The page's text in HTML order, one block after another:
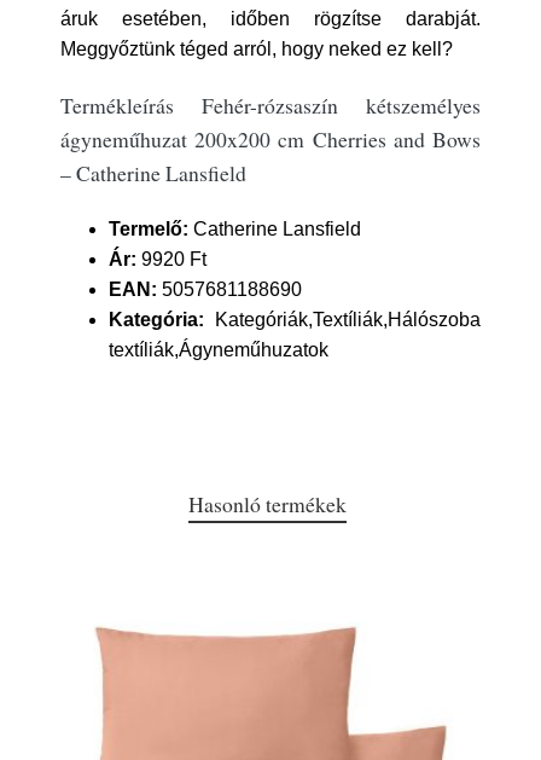
áruk esetében, időben rögzítse darabját.
Meggyőztünk téged arról, hogy neked ez kell?
Termékleírás Fehér-rózsaszín kétszemélyes
ágyneműhuzat 200x200 cm Cherries and Bows
– Catherine Lansfield
Termelő: Catherine Lansfield
Ár: 9920 Ft
EAN: 5057681188690
Kategória: Kategóriák,Textíliák,Hálószoba
textíliák,Ágyneműhuzatok
Hasonló termékek